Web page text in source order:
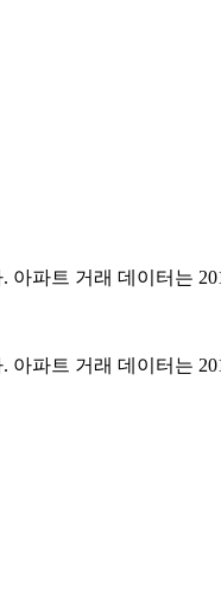
파트 거래 데이터는
파트 거래 데이터는